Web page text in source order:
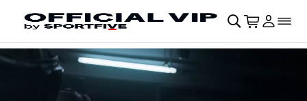
Navigation überspringen􀄫
􀊫 􀍩 Login
􀉩􀌇